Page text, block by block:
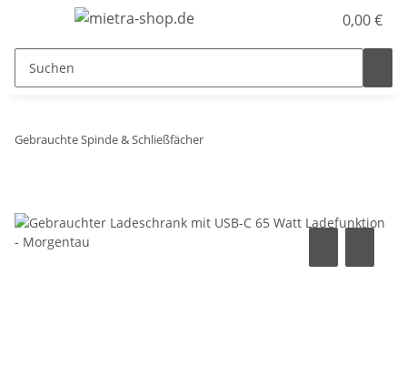
0,00 €
Gebrauchte Spinde & Schließfächer